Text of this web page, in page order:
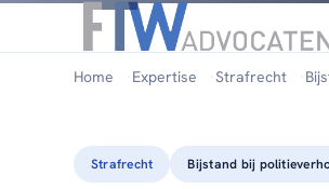
Home Expertise Strafrecht
Strafrecht Bijstand bij